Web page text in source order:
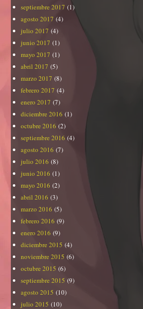
septiembre 2017 (1)
agosto 2017 (4)
julio 2017 (4)
junio 2017 (1)
mayo 2017 (1)
abril 2017 (5)
marzo 2017 (8)
febrero 2017 (4)
enero 2017 (7)
diciembre 2016 (1)
octubre 2016 (2)
septiembre 2016 (4)
agosto 2016 (7)
julio 2016 (8)
junio 2016 (1)
mayo 2016 (2)
abril 2016 (3)
marzo 2016 (5)
febrero 2016 (9)
enero 2016 (9)
diciembre 2015 (4)
noviembre 2015 (6)
octubre 2015 (6)
septiembre 2015 (9)
agosto 2015 (10)
julio 2015 (10)